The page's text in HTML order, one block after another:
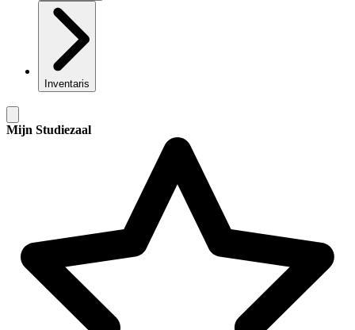
Inventaris
Mijn Studiezaal